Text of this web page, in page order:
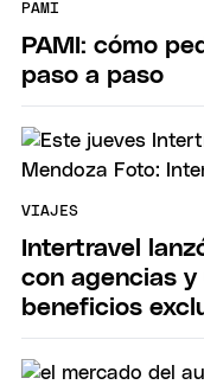
PAMI
PAMI: cómo
paso a paso
VIAJES
Intertravel
con agencias
beneficios